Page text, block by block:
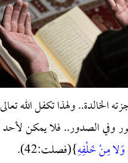
ولهذا تكفل الله
الصدور.. فلا يمكن لأحد
وَلا مِنْ خَلْفِهِ}(فصلت:42).